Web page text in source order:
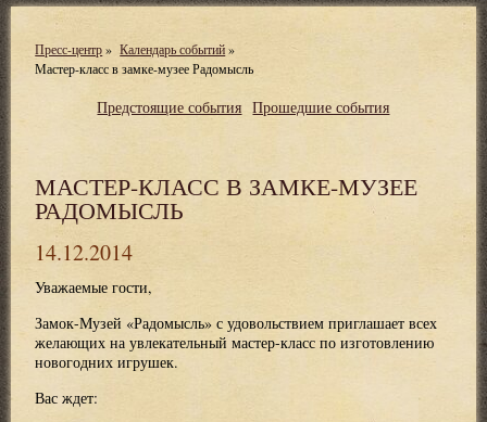
Пресс-центр » Календарь событий »
Мастер-класс в замке-музее Радомысль
Предстоящие события Прошедшие события
МАСТЕР-КЛАСС В ЗАМКЕ-МУЗЕЕ
РАДОМЫСЛЬ
14.12.2014
Уважаемые гости,
Замок-Музей «Радомысль» с удовольствием приглашает всех
желающих на увлекательный мастер-класс по изготовлению
новогодних игрушек.
Вас ждет: